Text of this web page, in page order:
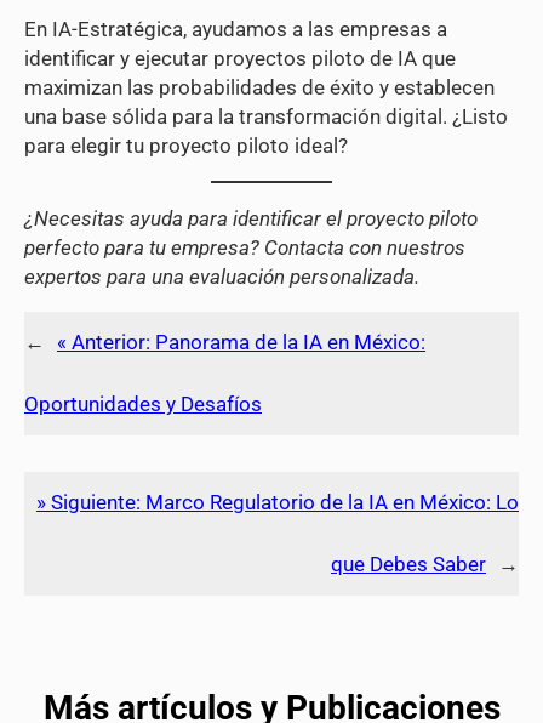
En IA-Estratégica, ayudamos a las empresas a
identificar y ejecutar proyectos piloto de IA que
maximizan las probabilidades de éxito y establecen
una base sólida para la transformación digital. ¿Listo
para elegir tu proyecto piloto ideal?
¿Necesitas ayuda para identificar el proyecto piloto
perfecto para tu empresa? Contacta con nuestros
expertos para una evaluación personalizada.
← « Anterior: Panorama de la IA en México:
Oportunidades y Desafíos
» Siguiente: Marco Regulatorio de la IA en México: Lo
que Debes Saber →
Más artículos y Publicaciones